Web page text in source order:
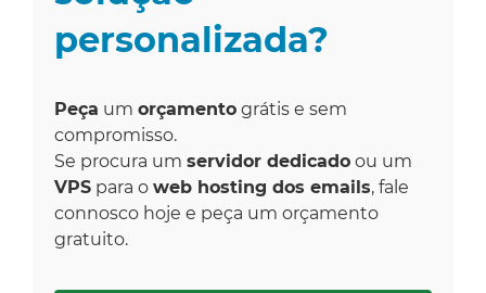
personalizada?
Peça um orçamento grátis e sem
compromisso.
Se procura um servidor dedicado ou um
VPS para o web hosting dos emails, fale
connosco hoje e peça um orçamento
gratuito.